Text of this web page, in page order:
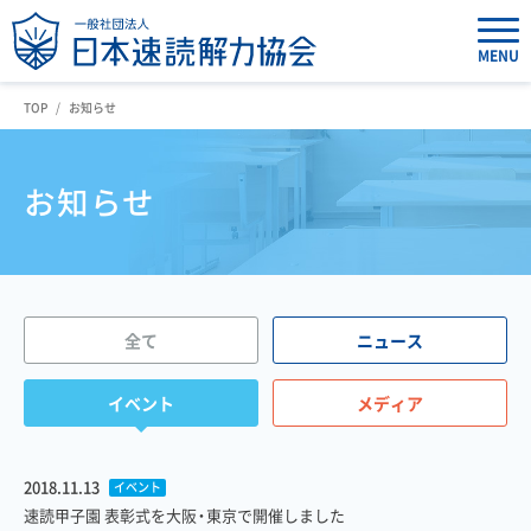
MENU
TOP お知らせ
お知らせ
全て ニュース
イベント メディア
2018.11.13 イベント
速読甲子園 表彰式を大阪・東京で開催しました